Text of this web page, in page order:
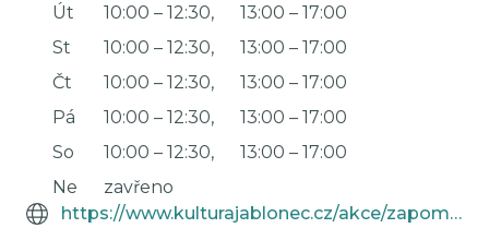
Út
10:00 – 12:30, 13:00 – 17:00
St
10:00 – 12:30, 13:00 – 17:00
Čt
10:00 – 12:30, 13:00 – 17:00
Pá
10:00 – 12:30, 13:00 – 17:00
So
10:00 – 12:30, 13:00 – 17:00
Ne
zavřeno
https://www.kulturajablonec.cz/akce/zapomenuta-cesta/